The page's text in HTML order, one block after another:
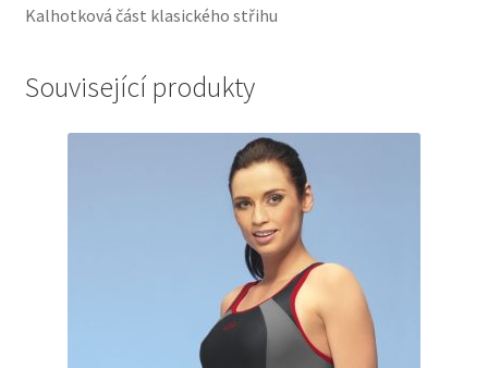
Kalhotková část klasického střihu
Související produkty